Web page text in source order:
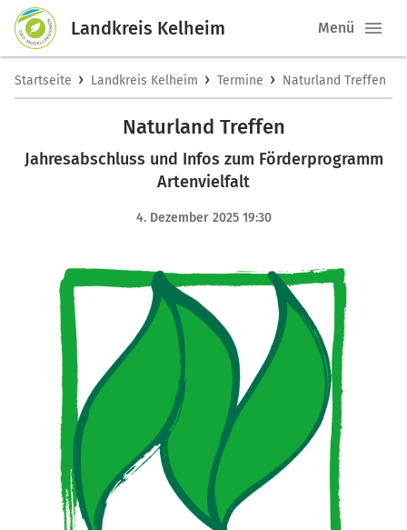
Landkreis Kelheim Menü
Startseite › Landkreis Kelheim › Termine › Naturland Treffen
Naturland Treffen
Jahresabschluss und Infos zum Förderprogramm
Artenvielfalt
4. Dezember 2025 19:30